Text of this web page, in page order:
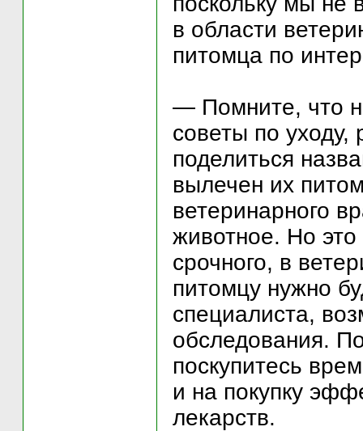
в области
питомца по
— Помните, что
советы по уходу,
поделиться
вылечен их
ветеринарного
животное. Но это
срочного, в
питомцу нужно
специалиста,
обследования.
поскупитесь
и на покупку
лекарств.